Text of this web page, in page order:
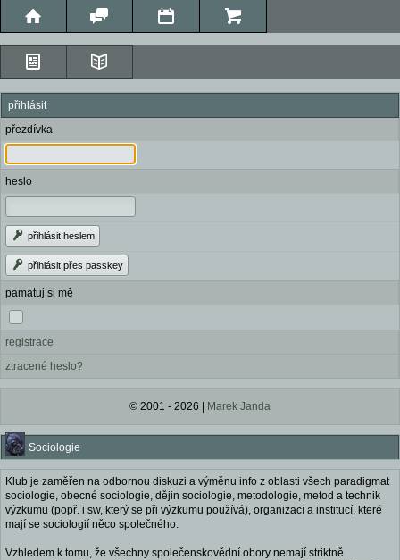
přihlásit
přezdívka
heslo
přihlásit heslem
přihlásit přes passkey
pamatuj si mě
registrace
ztracené heslo?
© 2001 - 2026 | Marek Janda
Sociologie
Klub je zaměřen na odbornou diskuzi a výměnu info z oblasti všech paradigmat
sociologie, obecné sociologie, dějin sociologie, metodologie, metod a technik
výzkumu (popř. i sw, který se při výzkumu používá), organizací a institucí, které
mají se sociologií něco společného.
Vzhledem k tomu, že všechny společenskovědní obory nemají striktně